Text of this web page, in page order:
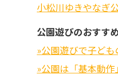
小松川ゆきやなぎ
公園遊びのおすす
»公園遊びで子ど
»公園は「基本動